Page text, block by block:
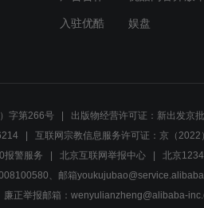
叶特
江站
入驻优酷 娱盘
字第266号
出版物经营许可证：新出发京
互联网宗教信息服务许可证：京（
报警服务 北京互联网举报中心
北京
、邮箱
廉正举报邮箱：wenyulianzheng@alibaba-